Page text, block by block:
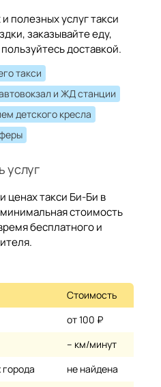
полезных услуг такси
заказывайте еду,
доставкой.
такси
и ЖД станции
детского кресла
услуг
ценах такси Би-Би в
стоимость
бесплатного и
Стоимость
от 100 ₽
– км/минут
города
не найдена